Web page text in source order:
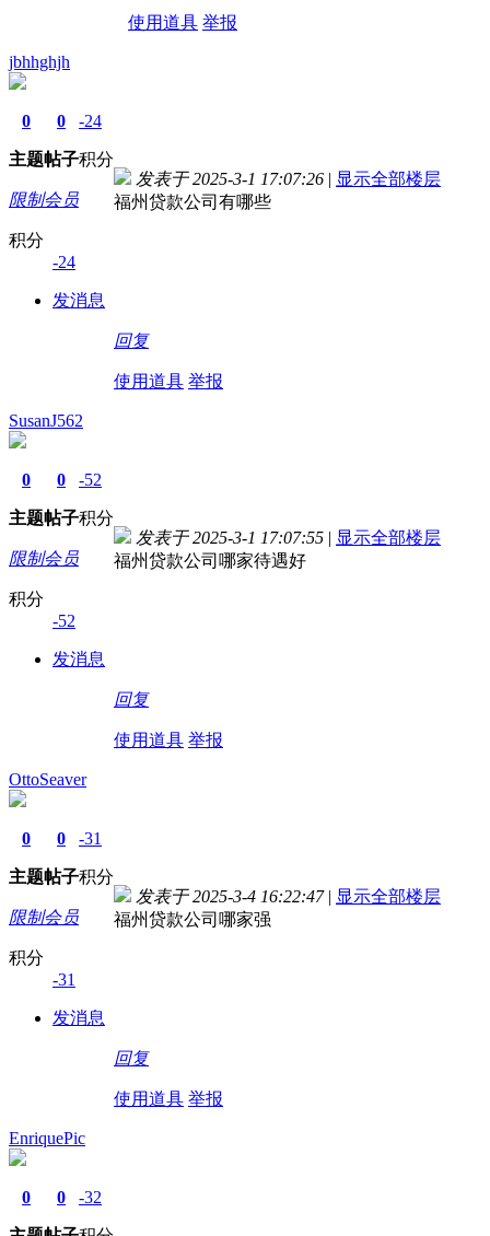
使用道具 举报
jbhhghjh
0
主题
0
帖子
-24
积分
限制会员
积分
-24
发消息
发表于 2025-3-1 17:07:26 | 显示全部楼层
福州贷款公司有哪些
回复
使用道具 举报
SusanJ562
0
主题
0
帖子
-52
积分
限制会员
积分
-52
发消息
发表于 2025-3-1 17:07:55 | 显示全部楼层
福州贷款公司哪家待遇好
回复
使用道具 举报
OttoSeaver
0
主题
0
帖子
-31
积分
限制会员
积分
-31
发消息
发表于 2025-3-4 16:22:47 | 显示全部楼层
福州贷款公司哪家强
回复
使用道具 举报
EnriquePic
0 0 -32